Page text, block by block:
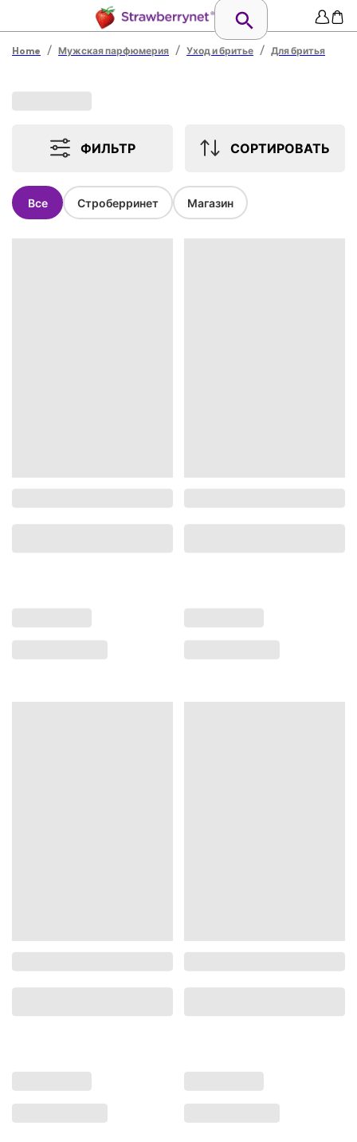
Home / Мужская парфюмерия / Уход и бритье / Для бритья
ФИЛЬТР СОРТИРОВАТЬ
Все Строберринет Магазин